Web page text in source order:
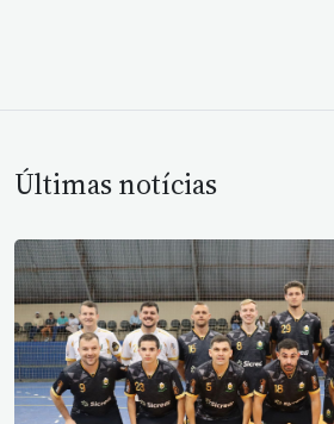
Últimas notícias